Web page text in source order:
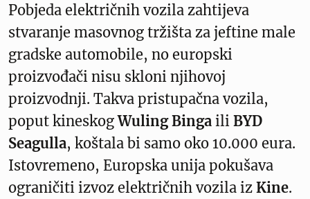
Pobjeda električnih vozila zahtijeva
stvaranje masovnog tržišta za jeftine male
gradske automobile, no europski
proizvođači nisu skloni njihovoj
proizvodnji. Takva pristupačna vozila,
poput kineskogWuling Binga ili BYD
Seagulla, koštala bi samo oko 10.000 eura.
Istovremeno, Europska unija pokušava
ograničiti izvoz električnih vozila iz Kine.